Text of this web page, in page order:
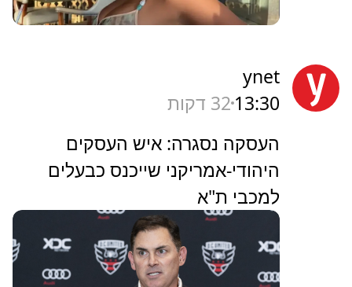
ynet
13:30 32 דקות
העסקה נסגרה: איש העסקים
היהודי-אמריקני שייכנס כבעלים
למכבי ת"א